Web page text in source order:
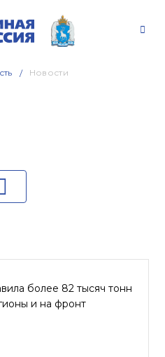
Новости
более 82 тысяч тонн
и на фронт